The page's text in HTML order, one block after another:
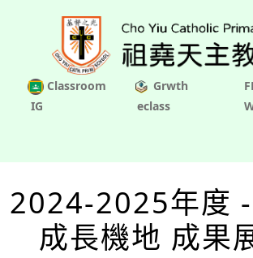
Classroom Grwth
IG
eclass
2024-2025年度
成長機地 成果